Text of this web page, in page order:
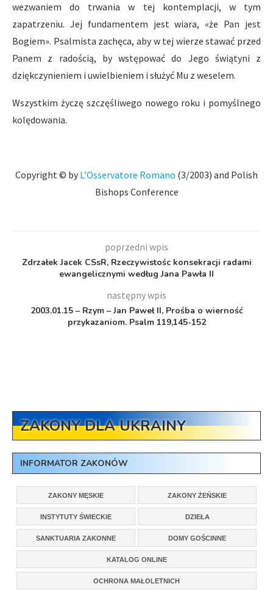
wezwaniem do trwania w tej kontemplacji, w tym
zapatrzeniu. Jej fundamentem jest wiara, «że Pan jest
Bogiem». Psalmista zachęca, aby w tej wierze stawać przed
Panem z radością, by wstępować do Jego świątyni z
dziękczynieniem i uwielbieniem i służyć Mu z weselem.
Wszystkim życzę szczęśliwego nowego roku i pomyślnego
kolędowania.
Copyright © by L’Osservatore Romano (3/2003) and Polish
Bishops Conference
poprzedni wpis
Zdrzałek Jacek CSsR, Rzeczywistośc konsekracji radami
ewangelicznymi według Jana Pawła II
następny wpis
2003.01.15 – Rzym – Jan Paweł II, Prośba o wierność
przykazaniom. Psalm 119,145-152
ZAKONY DLA UKRAINY
INFORMATOR ZAKONÓW
ZAKONY MĘSKIE ZAKONY ŻEŃSKIE
INSTYTUTY ŚWIECKIE DZIEŁA
SANKTUARIA ZAKONNE DOMY GOŚCINNE
KATALOG ONLINE
OCHRONA MAŁOLETNICH